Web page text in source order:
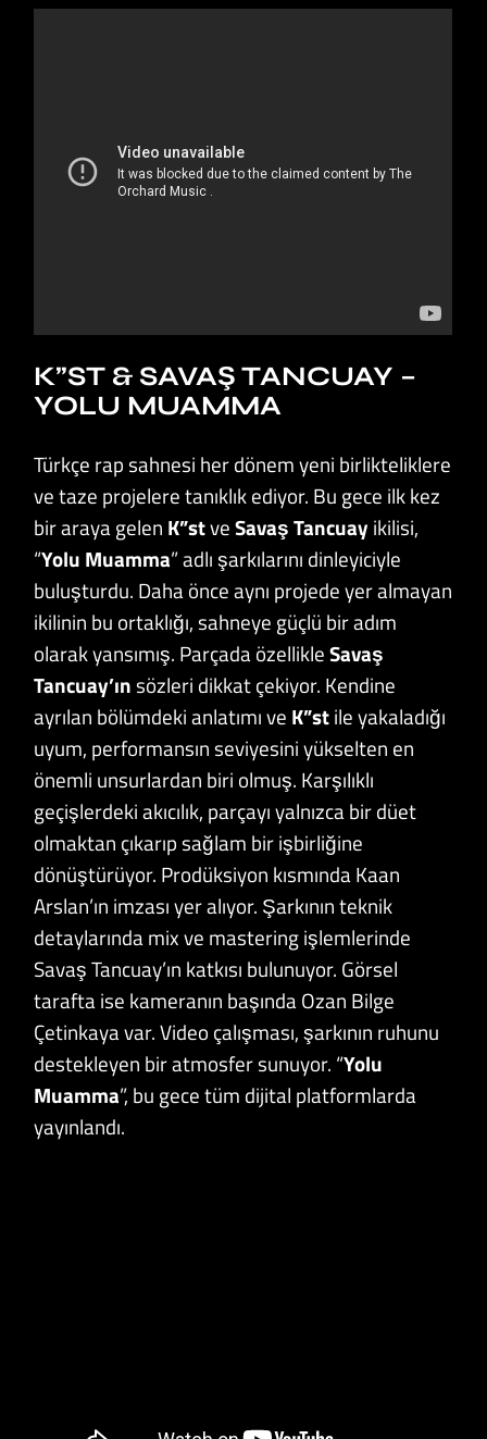
K”ST & SAVAŞ TANCUAY –
YOLU MUAMMA
Türkçe rap sahnesi her dönem yeni birlikteliklere
ve taze projelere tanıklık ediyor. Bu gece ilk kez
bir araya gelen K”stveSavaş Tancuay ikilisi,
“Yolu Muamma” adlı şarkılarını dinleyiciyle
buluşturdu. Daha önce aynı projede yer almayan
ikilinin bu ortaklığı, sahneye güçlü bir adım
olarak yansımış. Parçada özellikleSavaş
Tancuay’ın sözleri dikkat çekiyor. Kendine
ayrılan bölümdeki anlatımı ve K”stile yakaladığı
uyum, performansın seviyesini yükselten en
önemli unsurlardan biri olmuş. Karşılıklı
geçişlerdeki akıcılık, parçayı yalnızca bir düet
olmaktan çıkarıp sağlam bir işbirliğine
dönüştürüyor. Prodüksiyon kısmında Kaan
Arslan’ın imzası yer alıyor. Şarkının teknik
detaylarında mix ve mastering işlemlerinde
Savaş Tancuay’ın katkısı bulunuyor. Görsel
tarafta ise kameranın başında Ozan Bilge
Çetinkaya var. Video çalışması, şarkının ruhunu
destekleyen bir atmosfer sunuyor. “Yolu
Muamma”, bu gece tüm dijital platformlarda
yayınlandı.